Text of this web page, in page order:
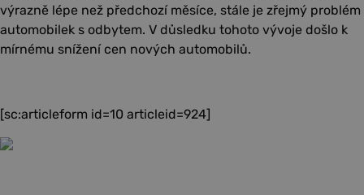
výrazně lépe než předchozí měsíce, stále je zřejmý problém
automobilek s odbytem. V důsledku tohoto vývoje došlo k
mírnému snížení cen nových automobilů.
[sc:articleform id=10 articleid=924]